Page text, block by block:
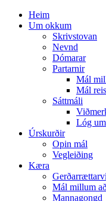
Heim
Um okkum
Skrivstovan
Nevnd
Dómarar
Partarnir
Mál
Mál
Sáttmáli
Lóg
Úrskurðir
Opin mál
Vegleiðing
Kæra
Mál millum
Mannagongd